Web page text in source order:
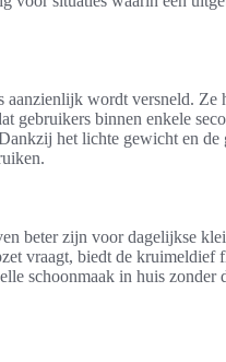
wordt versneld. Ze
gebruikers binnen enkele
het lichte gewicht en
beter zijn voor dagelijkse
vraagt, biedt de kruimeldief
schoonmaak in huis zonder